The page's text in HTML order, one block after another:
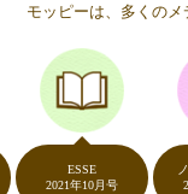
（20代
友達に勧められてモ
い物をすることが多
のポイントとモッピ
リ…！いつものネッ
ントが貯まるなんて
ントはギフト券に交
モッピーは、多くのメ
2021年10月号
ノンス
2020